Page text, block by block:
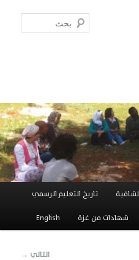
تاريخ التعليم الرسمي
شهادات من غزة English
التالي →